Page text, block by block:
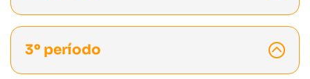
3º período